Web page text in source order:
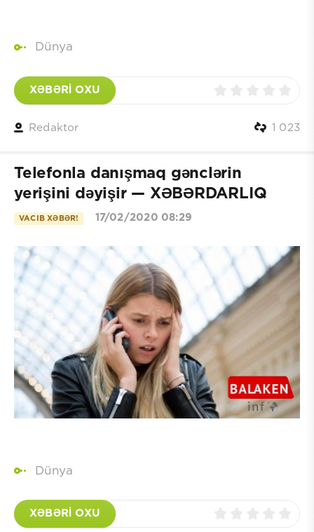
Dünya
XƏBƏRİ OXU
Redaktor 1 023
Telefonla danışmaq gənclərin
yerişini dəyişir — XƏBƏRDARLIQ
VACIB XƏBƏR! 17/02/2020 08:29
Dünya
XƏBƏRİ OXU